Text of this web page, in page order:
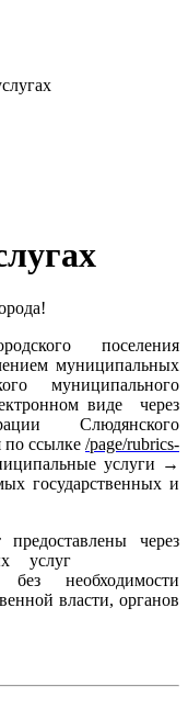
поселения
муниципальных
муниципального
виде через
Слюдянского
по ссылке /page/rubrics-
услуги →
государственных и
через
услуг
без необходимости
власти, органов